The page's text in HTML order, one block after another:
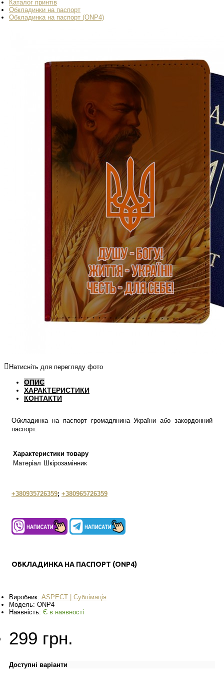
Каталог принтів
Обкладинки на паспорт
Обкладинка на паспорт (ONP4)
Натисніть для перегляду фото
ОПИС
ХАРАКТЕРИСТИКИ
КОНТАКТИ
Обкладинка на паспорт громадянина України або закордонний
паспорт.
Характеристики товару
Матеріал Шкірозамінник
+380935726359; +380965726359
ОБКЛАДИНКА НА ПАСПОРТ (ONP4)
Виробник: ASPECT | Сублімація
Модель: ONP4
Наявність: Є в наявності
299 грн.
Доступні варіанти